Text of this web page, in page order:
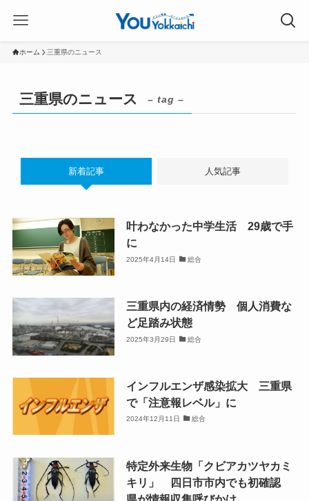
ホーム 三重県のニュース
三重県のニュース – tag –
新着記事 人気記事
叶わなかった中学生活 29歳で手
に
2025年4月14日 総合
三重県内の経済情勢 個人消費な
ど足踏み状態
2025年3月29日 総合
インフルエンザ感染拡大 三重県
で「注意報レベル」に
2024年12月11日 総合
特定外来生物「クビアカツヤカミ
キリ」 四日市市内でも初確認